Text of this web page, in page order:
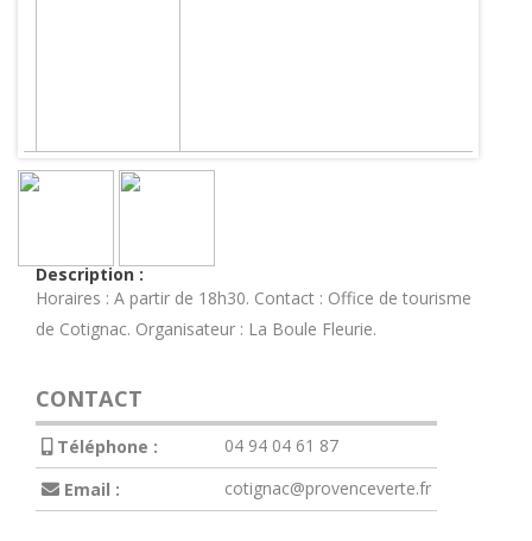
Description :
Horaires : A partir de 18h30. Contact : Office de tourisme
de Cotignac. Organisateur : La Boule Fleurie.
CONTACT
Téléphone :
04 94 04 61 87
Email :
cotignac@provenceverte.fr